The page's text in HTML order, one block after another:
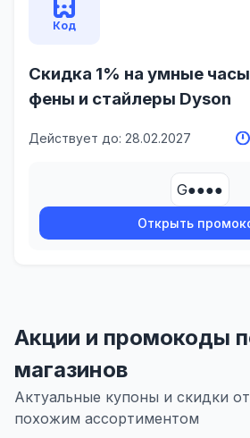
Код
Скидка 1% на умные
фены и стайлеры Dyson
Действует до: 28.02.2027
G●●●●
Открыть
Акции и промокоды
магазинов
Актуальные купоны и скидки
похожим ассортиментом